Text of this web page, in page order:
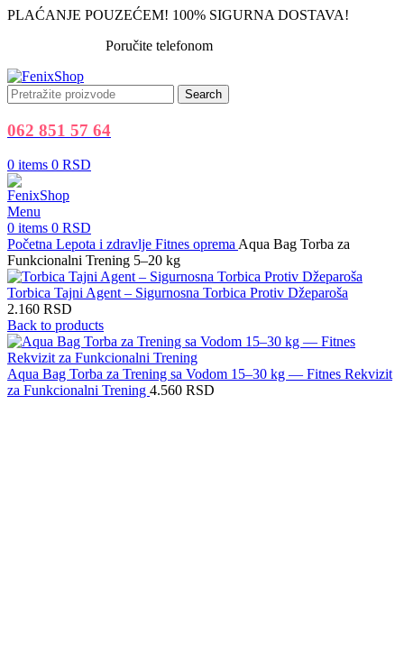
PLAĆANJE POUZEĆEM! 100% SIGURNA DOSTAVA!
Poručite telefonom
Search
062 851 57 64
0 items 0 RSD
Menu
0 items 0 RSD
Početna Lepota i zdravlje Fitnes opremaAqua Bag Torba za
Funkcionalni Trening 5–20 kg
Torbica Tajni Agent – Sigurnosna Torbica Protiv Džeparoša
2.160 RSD
Back to products
Aqua Bag Torba za Trening sa Vodom 15–30 kg — Fitnes Rekvizit
za Funkcionalni Trening 4.560 RSD